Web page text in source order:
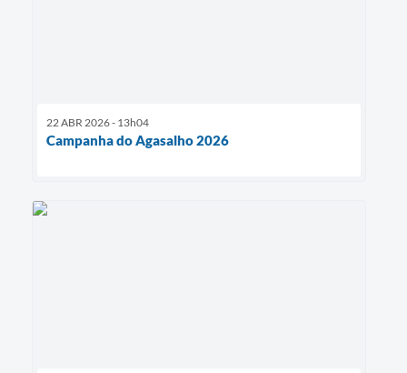
22 ABR 2026 - 13h04
Campanha do Agasalho 2026